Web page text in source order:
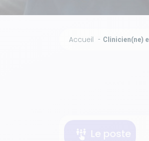
Accueil Clinicien(ne)
Le poste